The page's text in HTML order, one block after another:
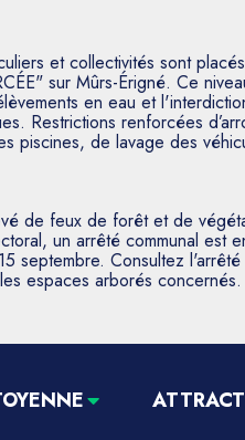
et collectivités sont
sur Mûrs-Érigné. Ce
en eau et
Restrictions renforcées
piscines, de lavage des
de feux de forêt et de
un arrêté communal est
septembre. Consultez
espaces arborés concernés.